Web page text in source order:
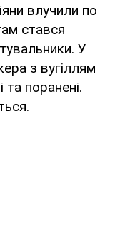
влучили по
стався
У
з вугіллям
та поранені.